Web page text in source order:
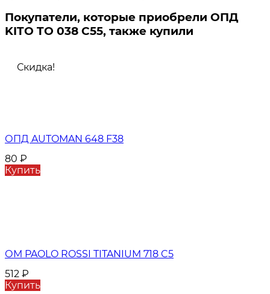
Покупатели, которые приобрели ОПД
KITO TO 038 C55, также купили
Скидка!
ОПД AUTOMAN 648 F38
80 ₽
Купить
ОМ PAOLO ROSSI TITANIUM 718 C5
512 ₽
Купить